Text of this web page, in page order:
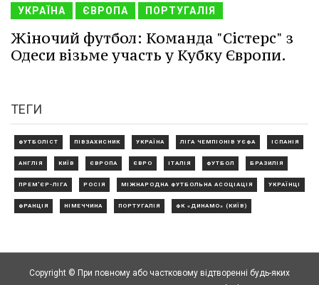
УКРАЇНА ЄВРОПА ПОРТУГАЛІЯ
Жіночий футбол: Команда "Сістерс" з
Одеси візьме участь у Кубку Європи.
ТЕГИ
ФУТБОЛІСТ ПІВЗАХИСНИК УКРАЇНА ЛІГА ЧЕМПІОНІВ УЄФА ІСПАНІЯ
АНГЛІЯ КИЇВ ЄВРОПА ЄВРО ІТАЛІЯ ФУТБОЛ БРАЗИЛІЯ
ПРЕМ'ЄР-ЛІГА РОСІЯ МІЖНАРОДНА ФУТБОЛЬНА АСОЦІАЦІЯ УКРАЇНЦІ
ФРАНЦІЯ НІМЕЧЧИНА ПОРТУГАЛІЯ ФК «ДИНАМО» (КИЇВ)
Copyright © При повному або частковому відтворенні будь-яких